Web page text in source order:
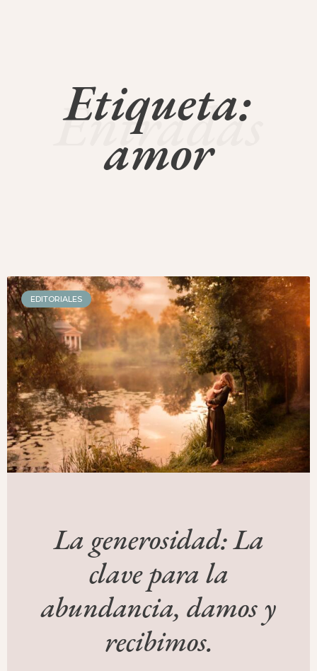
Etiqueta:
amor
Entradas
EDITORIALES
La generosidad: La
clave para la
abundancia, damos y
recibimos.